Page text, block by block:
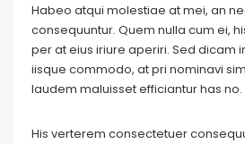
Habeo atqui molestiae at mei, an
consequuntur. Quem nulla cum ei,
per at eius iriure aperiri. Sed dicam
iisque commodo, at pri nominavi
laudem maluisset efficiantur has no.
His verterem consectetuer